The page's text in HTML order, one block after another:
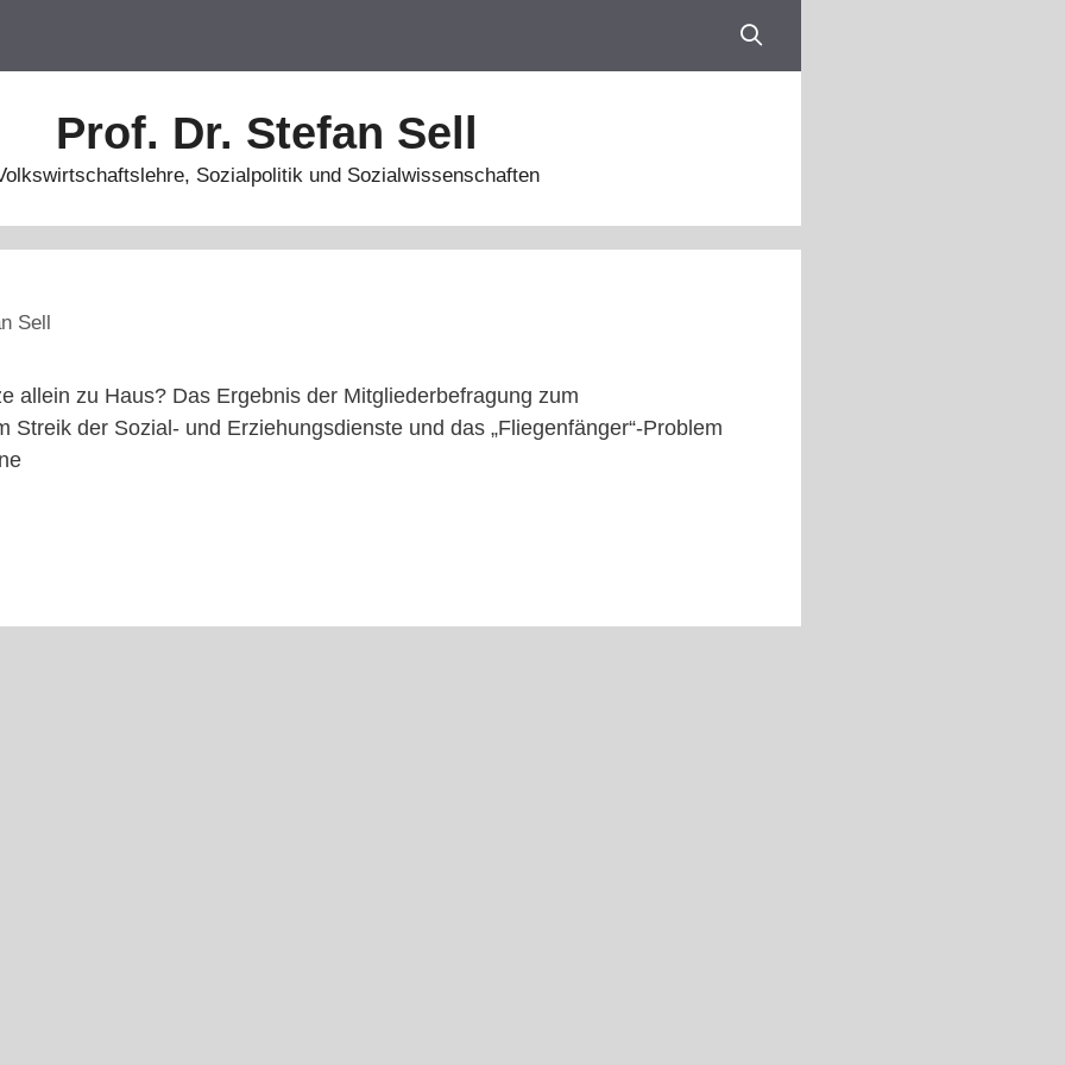
Prof. Dr. Stefan Sell
Sozialpolitik und Sozialwissenschaften
Sell
allein zu Haus? Das Ergebnis der Mitgliederbefragung zum
Streik der Sozial- und Erziehungsdienste und das „Fliegenfänger“-Problem